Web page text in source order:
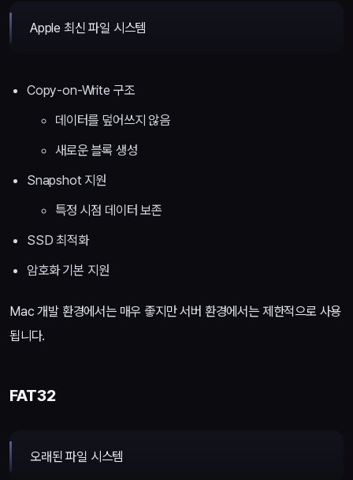
Apple 최신 파일 시스템
Copy-on-Write 구조
데이터를 덮어쓰지 않음
새로운 블록 생성
Snapshot 지원
특정 시점 데이터 보존
SSD 최적화
암호화 기본 지원
Mac 개발 환경에서는 매우 좋지만 서버 환경에서는 제한적으로 사용
됩니다.
FAT32
오래된 파일 시스템